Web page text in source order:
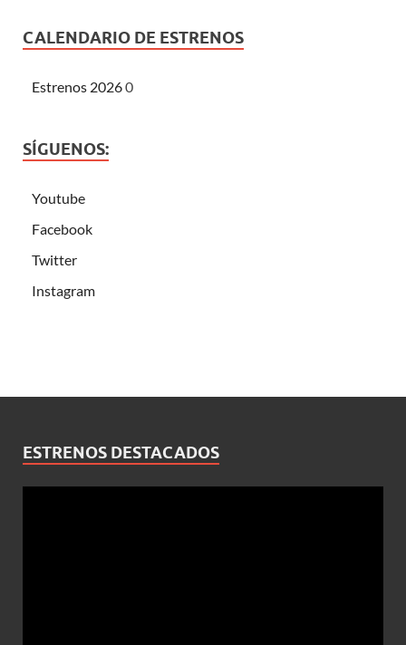
CALENDARIO DE ESTRENOS
Estrenos 20260
SÍGUENOS:
Youtube
Facebook
Twitter
Instagram
ESTRENOS DESTACADOS